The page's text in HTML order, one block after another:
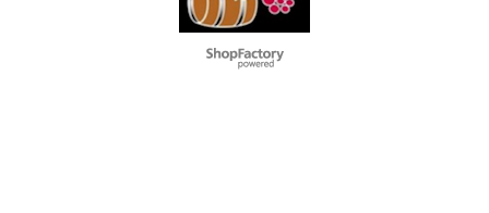
To create online store
ShopFactory eCommerce